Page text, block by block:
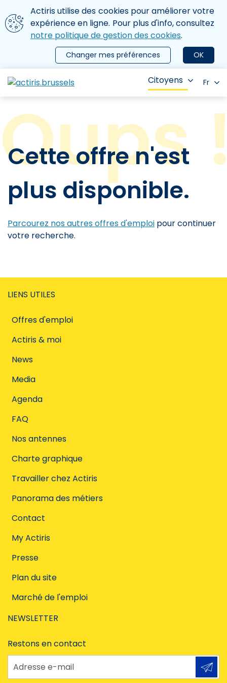
Aller au contenu principal
Nous utilisons des cookies
Actiris utilise des cookies pour améliorer votre
expérience en ligne. Pour plus d'info, consultez
notre politique de gestion des cookies.
OK
Changer mes préférences
le menu
Citoyens Fr
Cette offre n'est
plus disponible.
Parcourez nos autres offres d'emploi pour continuer
votre recherche.
LIENS UTILES
Offres d'emploi
Actiris & moi
News
Media
Agenda
FAQ
Nos antennes
Charte graphique
Travailler chez Actiris
Panorama des métiers
Contact
My Actiris
Presse
Plan du site
Marché de l'emploi
NEWSLETTER
Restons en contact
Adresse e-mail